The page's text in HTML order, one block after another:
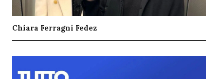
Chiara Ferragni Fedez